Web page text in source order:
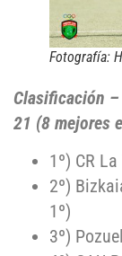
Fotografía:
Clasificación
21 (8 mejores
1º) CR
2º)
1º)
3º)